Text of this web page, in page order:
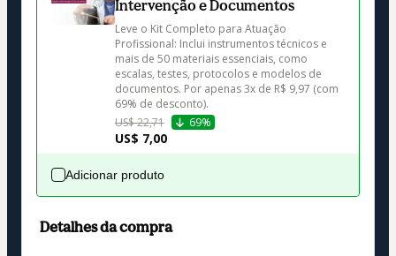
Intervenção e Documentos
Leve o Kit Completo para Atuação
Profissional: Inclui instrumentos técnicos e
mais de 50 materiais essenciais, como
escalas, testes, protocolos e modelos de
documentos. Por apenas 3x de R$ 9,97 (com
69% de desconto).
US$ 22,71
69%
US$ 7,00
Adicionar produto
Detalhes da compra